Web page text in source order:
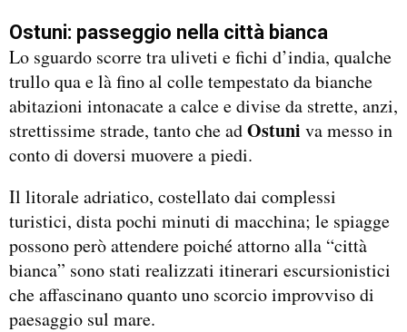
Ostuni: passeggio nella città bianca
Lo sguardo scorre tra uliveti e fichi d’india, qualche
trullo qua e là fino al colle tempestato da bianche
abitazioni intonacate a calce e divise da strette, anzi,
strettissime strade, tanto che adOstuni va messo in
conto di doversi muovere a piedi.
Il litorale adriatico, costellato dai complessi
turistici, dista pochi minuti di macchina; le spiagge
possono però attendere poiché attorno alla “città
bianca” sono stati realizzati itinerari escursionistici
che affascinano quanto uno scorcio improvviso di
paesaggio sul mare.